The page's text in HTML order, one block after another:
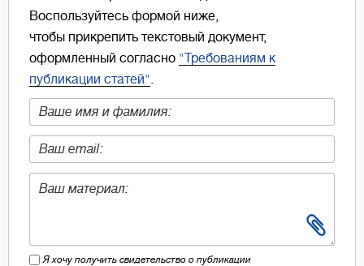
Воспользуйтесь формой ниже,
чтобы прикрепить текстовый документ,
оформленный согласно "Требованиям к
публикации статей".
Я хочу получить свидетельство о публикации